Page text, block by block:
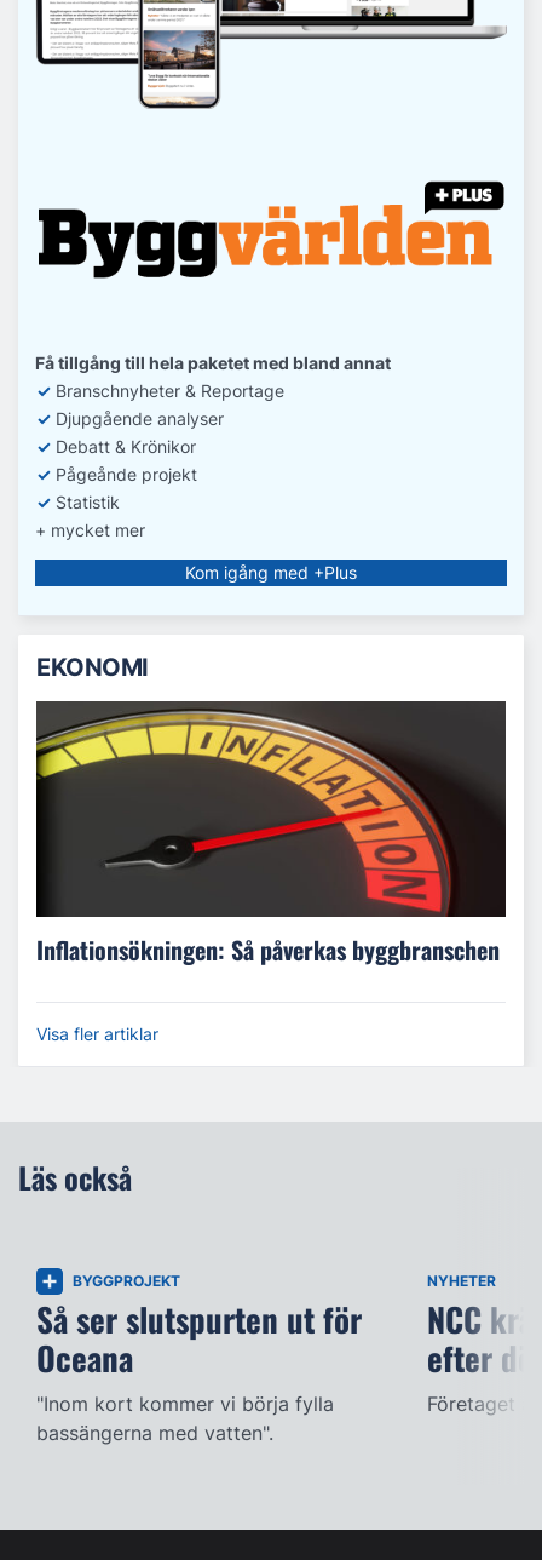
Få tillgång till hela paketet med bland annat
✓ Branschnyheter & Reportage
✓ Djupgående analyser
✓ Debatt & Krönikor
✓ Pågeånde projekt
✓ Statistik
+ mycket mer
Kom igång med +Plus
EKONOMI
Inflationsökningen: Så påverkas byggbranschen
Visa fler artiklar
Läs också
BYGGPROJEKT
Så ser slutspurten ut för
Oceana
"Inom kort kommer vi börja fylla
bassängerna med vatten".
NYHETER
NCC
efter
Företaget